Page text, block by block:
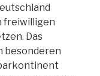
freiwilligen
Das
besonderen